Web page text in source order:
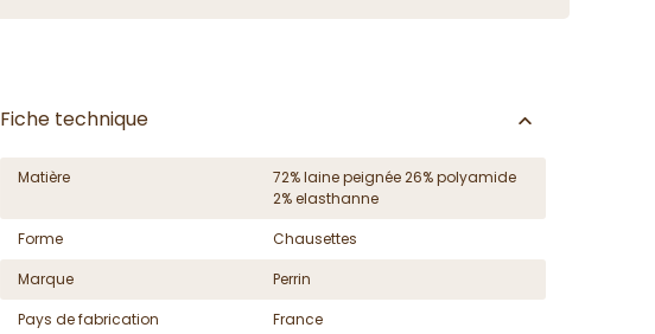
Fiche technique
Matière
72% laine peignée 26% polyamide
2% elasthanne
Forme
Chausettes
Marque
Perrin
Pays de fabrication
France